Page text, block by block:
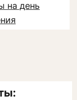
на день